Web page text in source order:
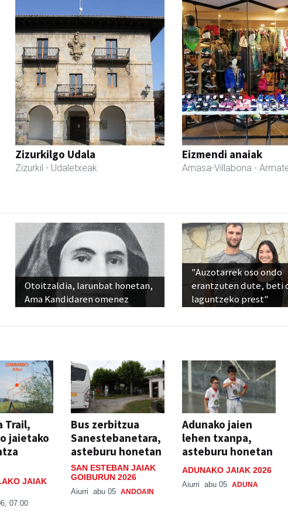
Zizurkilgo Udala
Zizurkil - Udaletxeak
Eizmendi anaiak
Amasa-Villabona -
Otoitzaldia, larunbat honetan,
Ama Kandidaren omenez
"Auzotarrek oso ondo
erantzuten dute, beti
laguntzeko prest"
Trail,
jaietako
JAIAK
07:00
Bus zerbitzua
Sanestebanetara,
asteburu honetan
SAN ESTEBAN JAIAK
GOIBURUN 2026
Aiurri abu 05 ANDOAIN
Adunako jaien
lehen txanpa,
asteburu honetan
ADUNAKO JAIAK 2026
Aiurri abu 05 ADUNA